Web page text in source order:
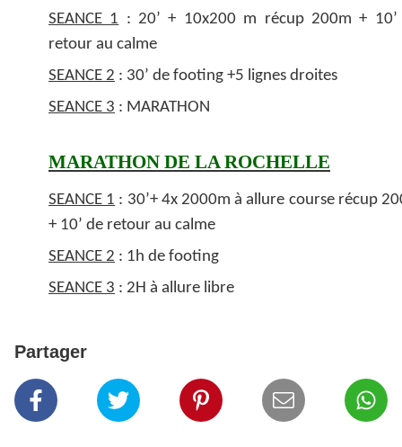
SEANCE 1 : 20’ + 10x200 m récup 200m + 10’
retour au calme
SEANCE 2 : 30’ de footing +5 lignes droites
SEANCE 3 : MARATHON
MARATHON DE LA ROCHELLE
SEANCE 1 : 30’+ 4x 2000m à allure course récup
+ 10’ de retour au calme
SEANCE 2 : 1h de footing
SEANCE 3 : 2H à allure libre
Partager